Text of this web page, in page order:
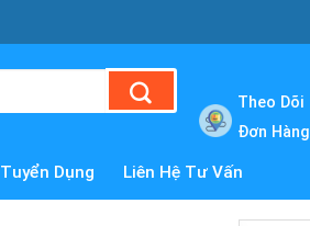
Theo Dõi
Đơn Hàng
Tuyển Dụng Liên Hệ Tư Vấn